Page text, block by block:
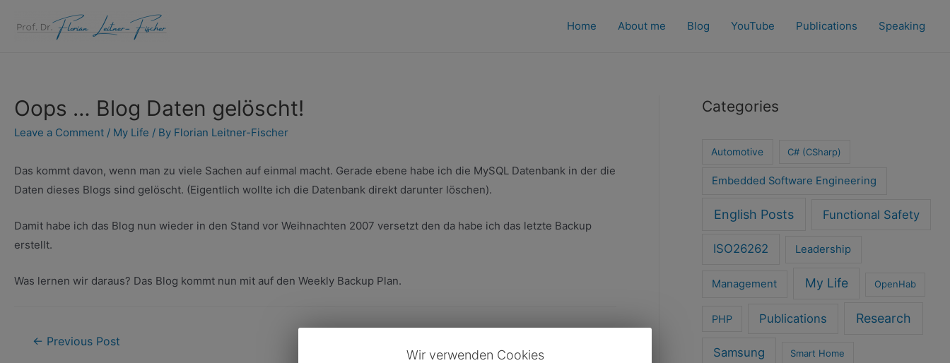
Home About me Blog YouTube Publications Speaking
Oops … Blog Daten gelöscht!
Leave a Comment / My Life / By Florian Leitner-Fischer
Das kommt davon, wenn man zu viele Sachen auf einmal macht. Gerade ebene habe ich die MySQL Datenbank in der die
Daten dieses Blogs sind gelöscht. (Eigentlich wollte ich die Datenbank direkt darunter löschen).
Damit habe ich das Blog nun wieder in den Stand vor Weihnachten 2007 versetzt den da habe ich das letzte Backup
erstellt.
Was lernen wir daraus? Das Blog kommt nun mit auf den Weekly Backup Plan.
Post← Previous Post
Categories
Automotive C# (CSharp)
Embedded Software Engineering
English Posts Functional Safety
ISO26262 Leadership
Management My Life OpenHab
PHP Publications Research
Samsung Smart Home
Wir verwenden Cookies